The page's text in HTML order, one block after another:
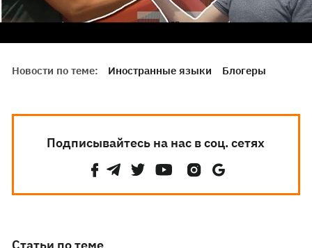
Новости по теме: Иностранные языки Блогеры
Подписывайтесь на нас в соц. сетях